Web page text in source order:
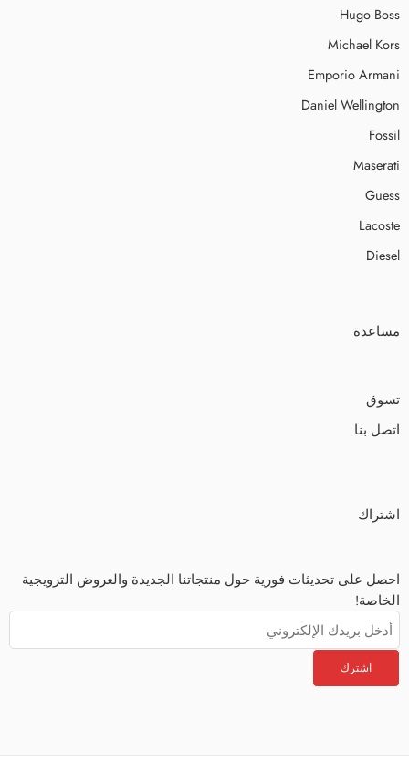
Hugo Boss
Michael Kors
Emporio Armani
Daniel Wellington
Fossil
Maserati
Guess
Lacoste
Diesel
مساعدة
تسوق
اتصل بنا
اشتراك
احصل على تحديثات فورية حول منتجاتنا الجديدة والعروض الترويجية
الخاصة!